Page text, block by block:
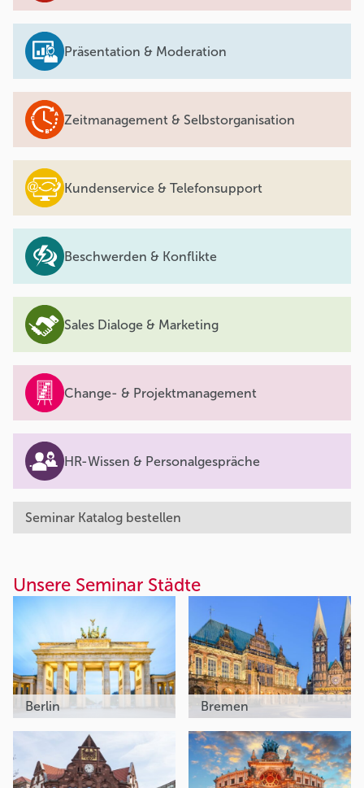
Präsentation & Moderation
Zeitmanagement & Selbstorganisation
Kundenservice & Telefonsupport
Beschwerden & Konflikte
Sales Dialoge & Marketing
Change- & Projektmanagement
HR-Wissen & Personalgespräche
Seminar Katalog bestellen
Unsere Seminar Städte
Berlin Bremen